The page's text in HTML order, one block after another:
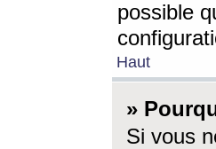
possible
Haut
»
Si vous